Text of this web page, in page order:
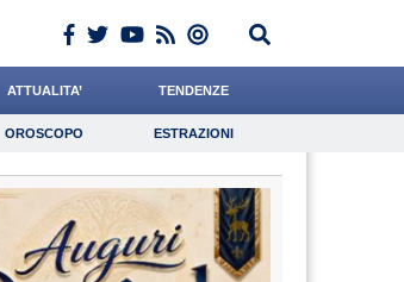
ATTUALITA’ TENDENZE
Oroscopo Estrazioni
Lavoro Psicologia
OROSCOPO ESTRAZIONI
Chelini Antonucci Liguori Bonanni